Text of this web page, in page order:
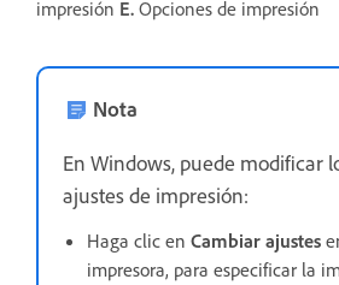
impresión E. Opciones de impresión
Nota
En Windows, puede modificar
ajustes de impresión:
Haga clic en Cambiar ajustes
impresora, para especificar la